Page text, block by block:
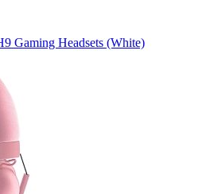
Gaming Headsets (White)